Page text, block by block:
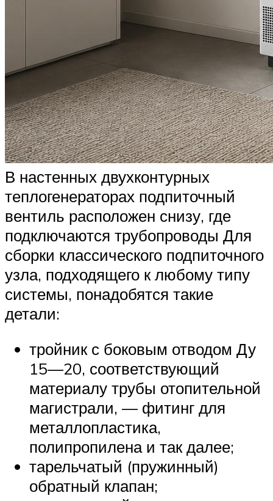
В настенных двухконтурных
теплогенераторах подпиточный
вентиль расположен снизу, где
подключаются трубопроводы Для
сборки классического подпиточного
узла, подходящего к любому типу
системы, понадобятся такие
детали:
тройник с боковым отводом Ду
15—20, соответствующий
материалу трубы отопительной
магистрали, — фитинг для
металлопластика,
полипропилена и так далее;
тарельчатый (пружинный)
обратный клапан;